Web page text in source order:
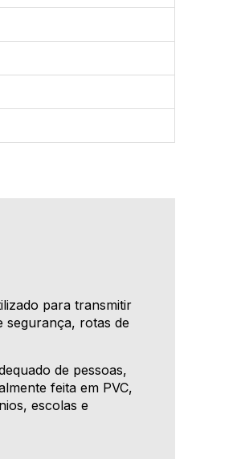
para transmitir
segurança, rotas de
de pessoas,
feita em PVC,
escolas e